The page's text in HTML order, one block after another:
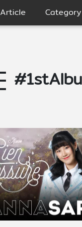
Article Category